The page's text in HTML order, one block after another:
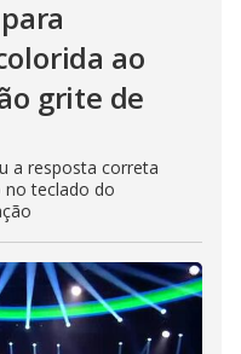
ao
grite de
a resposta correta
no teclado do